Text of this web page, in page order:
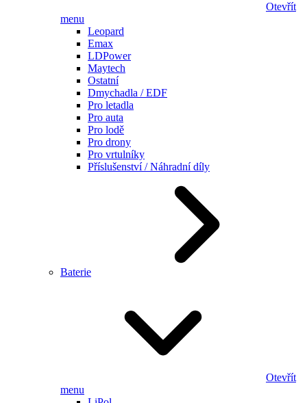
Otevřít
menu
Leopard
Emax
LDPower
Maytech
Ostatní
Dmychadla / EDF
Pro letadla
Pro auta
Pro lodě
Pro drony
Pro vrtulníky
Příslušenství / Náhradní díly
Baterie
Otevřít
menu